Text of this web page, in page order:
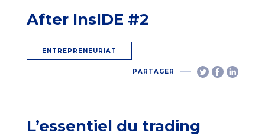
After InsIDE #2
ENTREPRENEURIAT
PARTAGER
L’essentiel du trading